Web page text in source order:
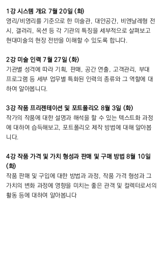
1강 시스템 개요 7월 20일 (화)
영리/비영리를 기준으로 한 미술관, 대안공간, 비엔날레형 전
시, 갤러리, 옥션 등 각 기관의 특징을 세부적으로 살펴보고
현대미술의 현장 전반을 이해할 수 있도록 합니다.
2강 미술 인력 7월 27일 (화)
기관별 성격에 따라 기획, 판매, 공간 연출, 고객관리, 부대
프로그램 등 세부 업무별 특화된 인력의 종류와 그 역할에 대
하여 알아봅니다.
3강 작품 프리젠테이션 및 포트폴리오 8월 3일 (화)
작가의 작품에 대한 설명과 해석을 할 수 있는 텍스트화 과정
에 대하여 습득해보고, 포트폴리오 제작 방법에 대해 알아봅
니다.
4강 작품 가격 및 가치 형성과 판매 및 구매 방법 8월 10일
(화)
작품 판매 및 구입에 대한 방법과 과정, 작품 가격 형성과 그
가치의 변화 과정에 영향을 미치는 좋은 관객 및 컬렉터로서의
활동 등에 대하여 알아봅니다